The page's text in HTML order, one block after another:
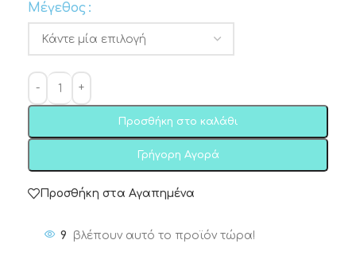
Μέγεθος
Προσθήκη στο καλάθι
Γρήγορη Αγορά
Προσθήκη στα Αγαπημένα
9 βλέπουν αυτό το προϊόν τώρα!